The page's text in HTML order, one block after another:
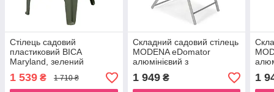
Стілець садовий
пластиковий BICA
Maryland, зелений
1 539 ₴ 1 710 ₴
Складний садовий стілець
MODENA eDomator
алюмінієвий з
Срібно-чорний (Польща)
1 949₴ 1